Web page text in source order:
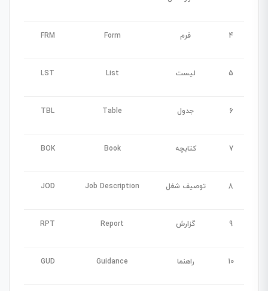
4 فرم Form
FRM
5 لیست List
LST
6 جدول Table
TBL
7 کتابچه Book
BOK
8 توصیف شغل Job Description
JOD
9 گزارش Report
RPT
10 راهنما Guidance
GUD